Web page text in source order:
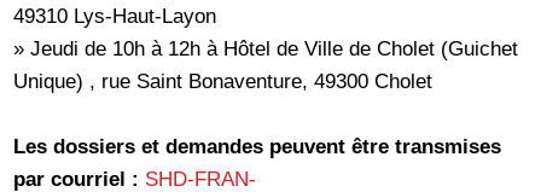
49310 Lys-Haut-Layon
» Jeudi de 10h à 12h à Hôtel de Ville de Cholet (Guichet
Unique) , rue Saint Bonaventure, 49300 Cholet
Les dossiers et demandes peuvent être transmises
par courriel : SHD-FRAN-